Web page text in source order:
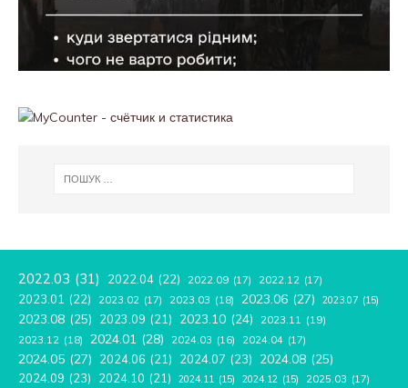
2022.03 (31) 2022.04 (22) 2022.09 (17) 2022.12 (17)
2023.01 (22) 2023.02 (17) 2023.03 (18) 2023.06 (27) 2023.07 (15)
2023.08 (25) 2023.09 (21) 2023.10 (24) 2023.11 (19)
2023.12 (18) 2024.01 (28) 2024.03 (16) 2024.04 (17)
2024.05 (27) 2024.06 (21) 2024.07 (23) 2024.08 (25)
2024.09 (23) 2024.10 (21) 2024.11 (15) 2024.12 (15) 2025.03 (17)